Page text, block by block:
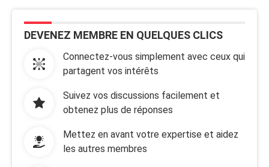
DEVENEZ MEMBRE EN QUELQUES CLICS
Connectez-vous simplement avec ceux qui
partagent vos intérêts
Suivez vos discussions facilement et
obtenez plus de réponses
Mettez en avant votre expertise et aidez
les autres membres